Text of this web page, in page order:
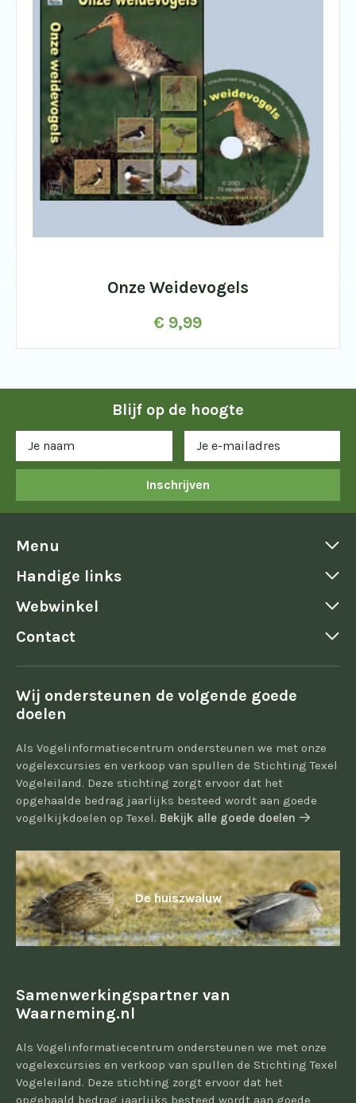
Onze Weidevogels
€ 9,99
Blijf op de hoogte
Inschrijven
Menu
Handige links
Webwinkel
Contact
Wij ondersteunen de volgende goede
doelen
Als Vogelinformatiecentrum ondersteunen we met onze
vogelexcursies en verkoop van spullen de Stichting Texel
Vogeleiland. Deze stichting zorgt ervoor dat het
opgehaalde bedrag jaarlijks besteed wordt aan goede
vogelkijkdoelen op Texel. Bekijk alle goede doelen
De huiszwaluw
Samenwerkingspartner van
Waarneming.nl
Als Vogelinformatiecentrum ondersteunen we met onze
vogelexcursies en verkoop van spullen de Stichting Texel
Vogeleiland. Deze stichting zorgt ervoor dat het
opgehaald bedrag jaarlijks besteed wordt aan goede